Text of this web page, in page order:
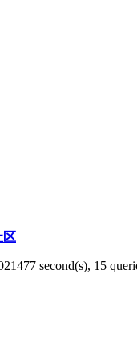
区
second(s), 15